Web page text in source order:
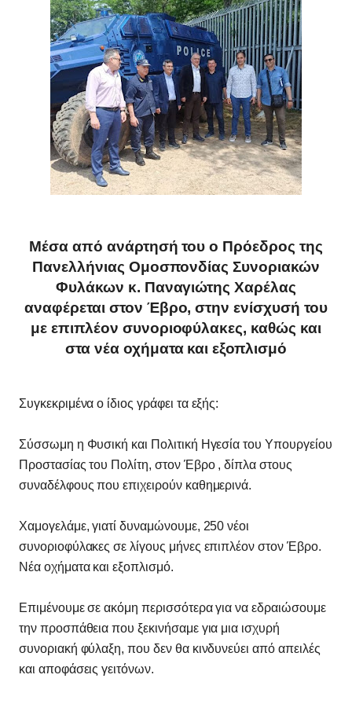
Μέσα από ανάρτησή του ο Πρόεδρος της
Πανελλήνιας Ομοσπονδίας Συνοριακών
Φυλάκων κ. Παναγιώτης Χαρέλας
αναφέρεται στον Έβρο, στην ενίσχυσή του
με επιπλέον συνοριοφύλακες, καθώς και
στα νέα οχήματα και εξοπλισμό
Συγκεκριμένα ο ίδιος γράφει τα εξής:
Σύσσωμη η Φυσική και Πολιτική Ηγεσία του Υπουργείου
Προστασίας του Πολίτη, στον Έβρο , δίπλα στους
συναδέλφους που επιχειρούν καθημερινά.
Χαμογελάμε, γιατί δυναμώνουμε, 250 νέοι
συνοριοφύλακες σε λίγους μήνες επιπλέον στον Έβρο.
Νέα οχήματα και εξοπλισμό.
Επιμένουμε σε ακόμη περισσότερα για να εδραιώσουμε
την προσπάθεια που ξεκινήσαμε για μια ισχυρή
συνοριακή φύλαξη, που δεν θα κινδυνεύει από απειλές
και αποφάσεις γειτόνων.